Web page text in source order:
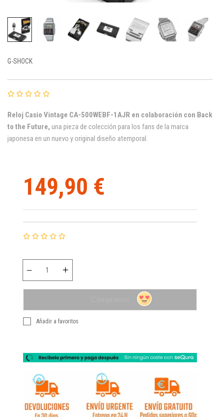
G-SHOCK
Reloj Casio Vintage CA-500WEBF-1AJR en colaboración con Back
to the Future, una pieza de colección para los fans de la marca
japonesa en un nuevo y original diseño atemporal.
149,90 €
Añadir a favoritos